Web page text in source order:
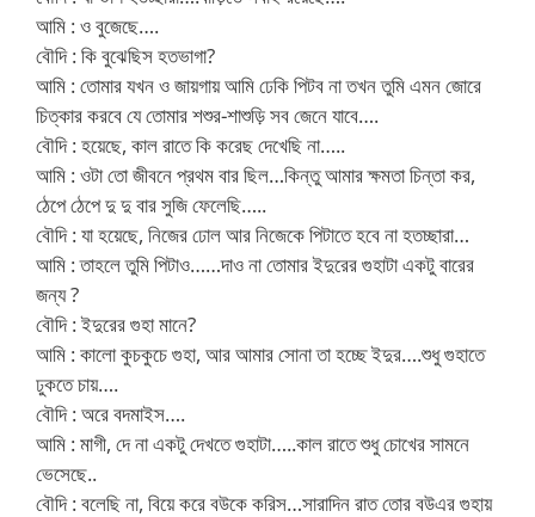
আমি : ও বুজেছে….
বৌদি : কি বুঝেছিস হতভাগা?
আমি : তোমার যখন ও জায়গায় আমি ঢেকি পিটব না তখন তুমি এমন জোরে
চিত্কার করবে যে তোমার শশুর-শাশুড়ি সব জেনে যাবে….
বৌদি : হয়েছে, কাল রাতে কি করেছ দেখেছি না…..
আমি : ওটা তো জীবনে প্রথম বার ছিল…কিন্তু আমার ক্ষমতা চিন্তা কর,
ঠেপে ঠেপে দু দু বার সুজি ফেলেছি…..
বৌদি : যা হয়েছে, নিজের ঢোল আর নিজেকে পিটাতে হবে না হতচ্ছারা…
আমি : তাহলে তুমি পিটাও……দাও না তোমার ইদুরের গুহাটা একটু বারের
জন্য ?
বৌদি : ইদুরের গুহা মানে?
আমি : কালো কুচকুচে গুহা, আর আমার সোনা তা হচ্ছে ইদুর….শুধু গুহাতে
ঢুকতে চায়….
বৌদি : অরে বদমাইস….
আমি : মাগী, দে না একটু দেখতে গুহাটা…..কাল রাতে শুধু চোখের সামনে
ভেসেছে..
বৌদি : বলেছি না, বিয়ে করে বউকে করিস…সারাদিন রাত তোর বউএর গুহায়